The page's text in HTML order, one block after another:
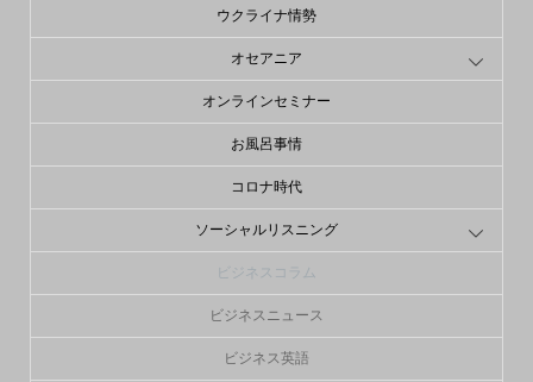
ウクライナ情勢
オセアニア
オンラインセミナー
お風呂事情
コロナ時代
ソーシャルリスニング
ビジネスコラム
ビジネスニュース
ビジネス英語